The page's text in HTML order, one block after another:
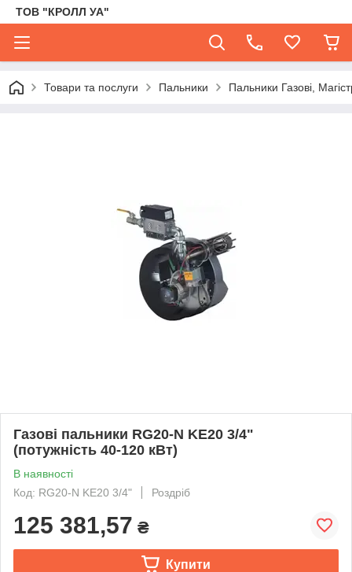
ТОВ "КРОЛЛ УА"
Товари та послуги Пальники Пальники Газові,
Газові пальники RG20-N KE20 3/4"
(потужність 40-120 кВт)
В наявності
Код: RG20-N KE20 3/4"
Роздріб
125 381,57 ₴
Купити